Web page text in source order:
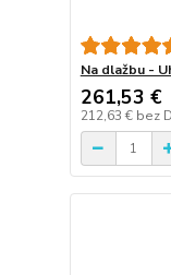
Na dlažbu -
261,53 €
212,63 € bez